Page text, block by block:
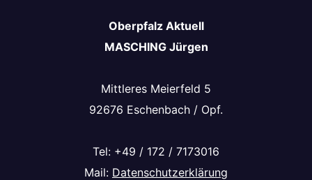
Oberpfalz Aktuell
MASCHING Jürgen
Mittleres Meierfeld 5
92676 Eschenbach / Opf.
Tel: +49 / 172 / 7173016
Mail: Datenschutzerklärung